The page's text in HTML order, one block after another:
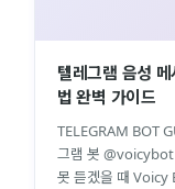
텔레그램 음성
법 완벽 가이드
TELEGRAM BOT
그램 봇 @voicybot
못 듣겠을 때 Voicy